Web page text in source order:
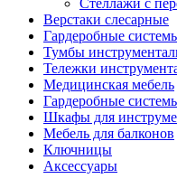
Стеллажи с
Верстаки слесарные
Гардеробные
Тумбы
Тележки
Медицинская мебель
Гардеробные
Шкафы для
Мебель для балконов
Ключницы
Аксессуары